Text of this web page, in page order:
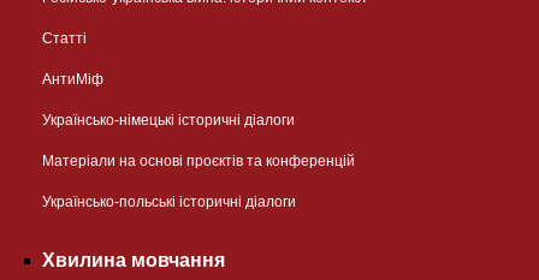
Статті
АнтиМіф
Українсько-німецькі історичні діалоги
Матеріали на основі проєктів та конференцій
Українсько-польські історичні діалоги
Хвилина мовчання